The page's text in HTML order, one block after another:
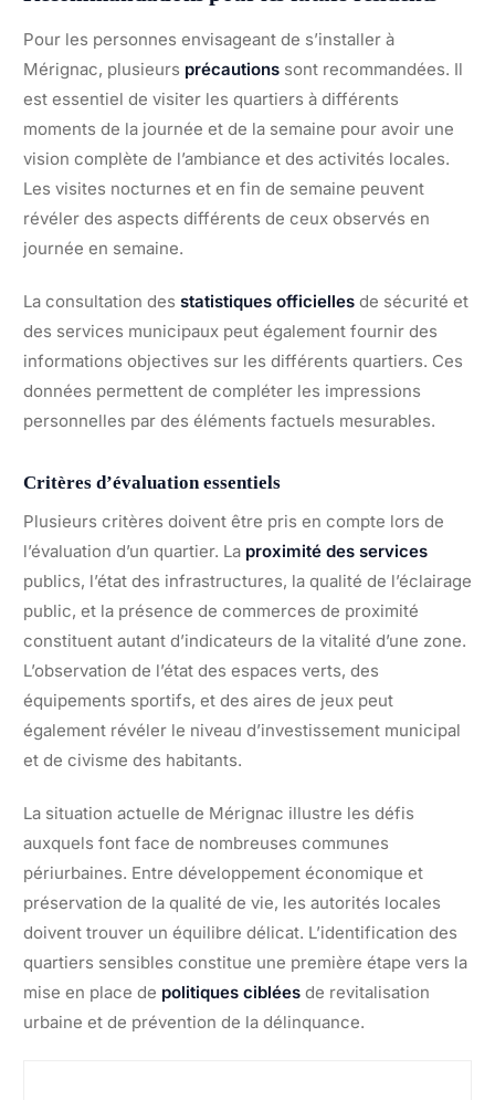
Pour les personnes envisageant de s’installer à
Mérignac, plusieurs précautions sont recommandées. Il
est essentiel de visiter les quartiers à différents
moments de la journée et de la semaine pour avoir une
vision complète de l’ambiance et des activités locales.
Les visites nocturnes et en fin de semaine peuvent
révéler des aspects différents de ceux observés en
journée en semaine.
La consultation des statistiques officielles de sécurité et
des services municipaux peut également fournir des
informations objectives sur les différents quartiers. Ces
données permettent de compléter les impressions
personnelles par des éléments factuels mesurables.
Critères d’évaluation essentiels
Plusieurs critères doivent être pris en compte lors de
l’évaluation d’un quartier. La proximité des services
publics, l’état des infrastructures, la qualité de l’éclairage
public, et la présence de commerces de proximité
constituent autant d’indicateurs de la vitalité d’une zone.
L’observation de l’état des espaces verts, des
équipements sportifs, et des aires de jeux peut
également révéler le niveau d’investissement municipal
et de civisme des habitants.
La situation actuelle de Mérignac illustre les défis
auxquels font face de nombreuses communes
périurbaines. Entre développement économique et
préservation de la qualité de vie, les autorités locales
doivent trouver un équilibre délicat. L’identification des
quartiers sensibles constitue une première étape vers la
mise en place de politiques ciblées de revitalisation
urbaine et de prévention de la délinquance.